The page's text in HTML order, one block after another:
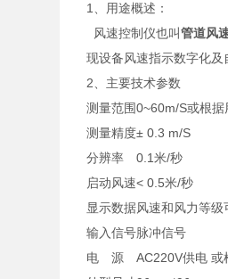
1、用途概述：
风速控制仪也叫管道风
现设备风速指示数字化及
2、主要技术参数
测量范围0~60m/S或根
测量精度± 0.3 m/S
分辨率
0.1米/秒
启动风速< 0.5米/秒
显示数据风速和风力等
输入信号脉冲信号
电 源
AC220V供电 或